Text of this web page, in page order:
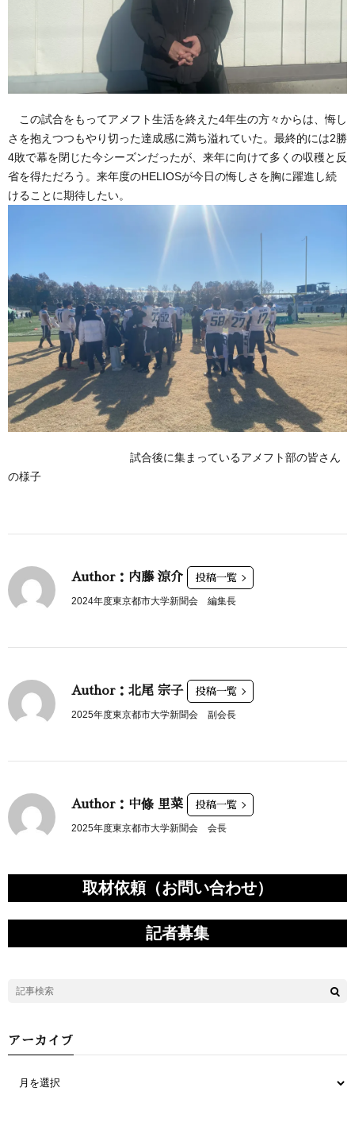
この試合をもってアメフト生活を終えた4年生の方々からは、悔し
さを抱えつつもやり切った達成感に満ち溢れていた。最終的には2勝
4敗で幕を閉じた今シーズンだったが、来年に向けて多くの収穫と反
省を得ただろう。来年度のHELIOSが今日の悔しさを胸に躍進し続
けることに期待したい。
試合後に集まっているアメフト部の皆さん
の様子
Author：内藤 涼介 投稿一覧
2024年度東京都市大学新聞会 編集長
Author：北尾 宗子 投稿一覧
2025年度東京都市大学新聞会 副会長
Author：中條 里菜 投稿一覧
2025年度東京都市大学新聞会 会長
取材依頼（お問い合わせ）
記者募集
アーカイブ